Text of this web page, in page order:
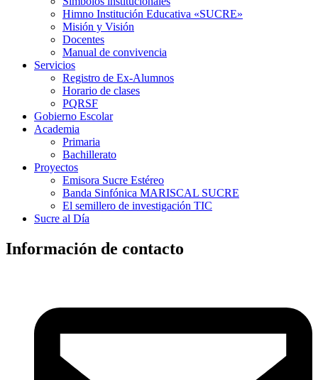
Himno Institución Educativa «SUCRE»
Misión y Visión
Docentes
Manual de convivencia
Servicios
Registro de Ex-Alumnos
Horario de clases
PQRSF
Gobierno Escolar
Academia
Primaria
Bachillerato
Proyectos
Emisora Sucre Estéreo
Banda Sinfónica MARISCAL SUCRE
El semillero de investigación TIC
Sucre al Día
Información de contacto